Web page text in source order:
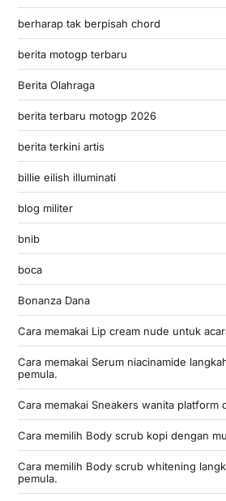
berharap tak berpisah chord
berita motogp terbaru
Berita Olahraga
berita terbaru motogp 2026
berita terkini artis
billie eilish illuminati
blog militer
bnib
boca
Bonanza Dana
Cara memakai Lip cream nude untuk
Cara memakai Serum niacinamide
pemula.
Cara memakai Sneakers wanita platform
Cara memilih Body scrub kopi dengan
Cara memilih Body scrub whitening
pemula.